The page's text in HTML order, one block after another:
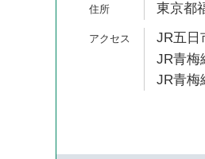
東京都
JR五日
JR青梅
JR青梅